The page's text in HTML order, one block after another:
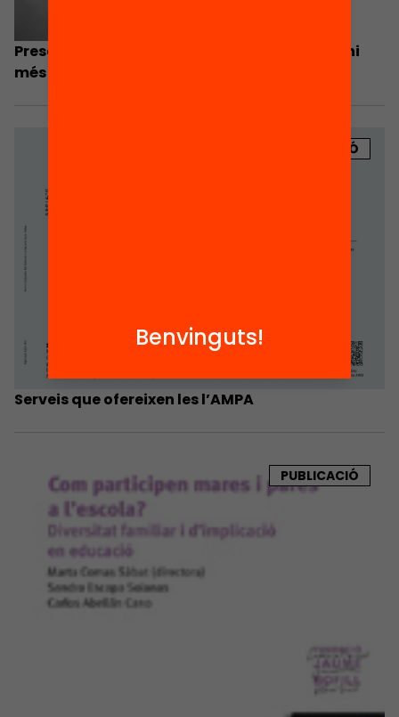
Presentació: Les famílies hi som i volem ser-hi
més
PUBLICACIÓ
Serveis que ofereixen les l’AMPA
PUBLICACIÓ
Benvinguts!